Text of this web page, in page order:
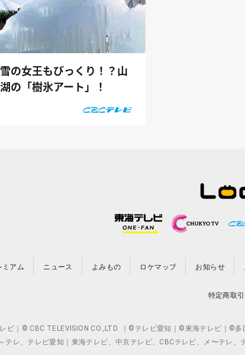
の女王もびっくり！？山
の「樹氷アート」！
ミアム ニュース よみもの ロケマップ お知らせ
特定商取
ビ｜© CBC TELEVISION CO.,LTD. ｜©テレビ愛知｜©東海テレビ｜©
テレ、テレビ愛知｜東海テレビ、中京テレビ、CBCテレビ、メ〜テ